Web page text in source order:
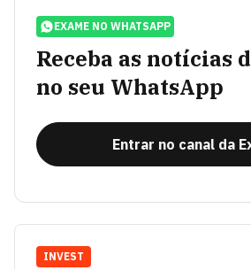
EXAME NO WHATSAPP
Receba as notícias
no seu WhatsApp
Entrar no canal da
INVEST